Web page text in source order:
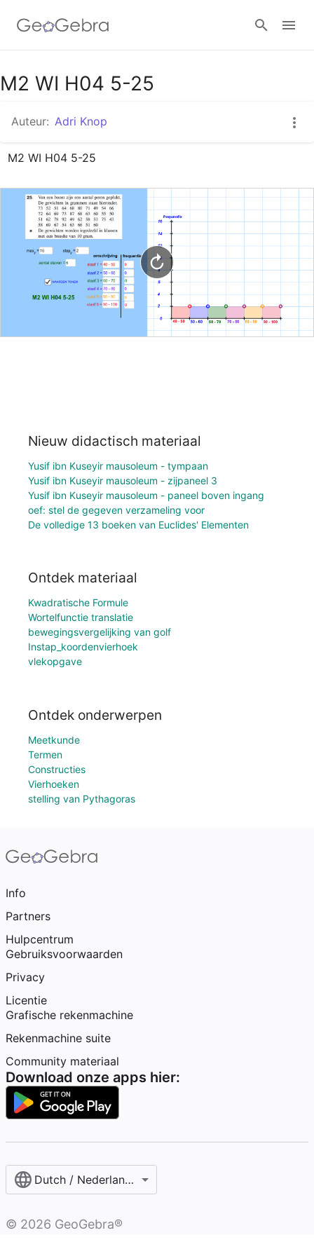
Google Classroom
GeoGebra Klaslokaal
M2 WI H04 5-25
Auteur: Adri Knop
M2 WI H04 5-25
Nieuw didactisch materiaal
Yusif ibn Kuseyir mausoleum - tympaan
Yusif ibn Kuseyir mausoleum - zijpaneel 3
Yusif ibn Kuseyir mausoleum - paneel boven ingang
oef: stel de gegeven verzameling voor
De volledige 13 boeken van Euclides' Elementen
Ontdek materiaal
Kwadratische Formule
Wortelfunctie translatie
bewegingsvergelijking van golf
Instap_koordenvierhoek
vlekopgave
Ontdek onderwerpen
Meetkunde
Termen
Constructies
Vierhoeken
stelling van Pythagoras
Info
Partners
Hulpcentrum
Gebruiksvoorwaarden
Privacy
Licentie
Grafische rekenmachine
Rekenmachine suite
Community materiaal
Download onze apps hier:
Dutch / Nederlands‎ (België)‎
© 2026 GeoGebra®